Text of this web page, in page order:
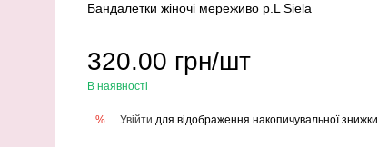
Бандалетки жіночі мереживо р.L Siela
320.00 грн/шт
В наявності
% Увійти для відображення накопичувальної знижки